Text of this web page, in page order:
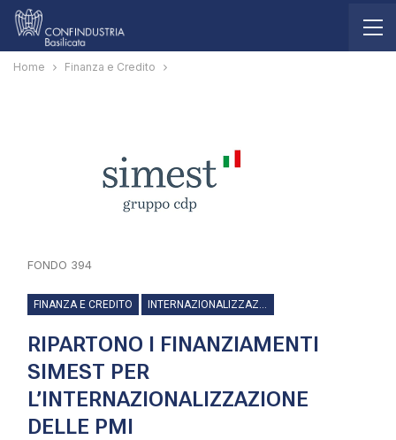
Home Finanza e Credito
FONDO 394
FINANZA E CREDITO INTERNAZIONALIZZAZIONE
RIPARTONO I FINANZIAMENTI
SIMEST PER
L’INTERNAZIONALIZZAZIONE
DELLE PMI